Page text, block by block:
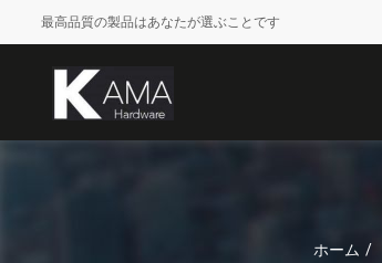
最高品質の製品はあなたが選ぶことです
ホーム /